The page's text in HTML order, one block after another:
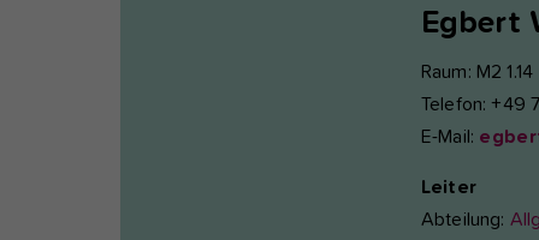
Egbert
Raum: M2 1.14
Telefon: +49
E-Mail:
Leiter
Abteilung: